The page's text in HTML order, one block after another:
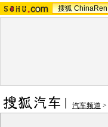
搜狐 ChinaRen
汽车频道 >